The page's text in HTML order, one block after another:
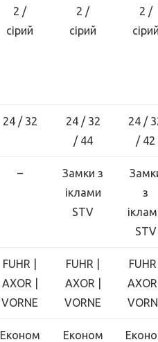
2 /
сірий
2 /
сірий
2 /
24 / 32
24 / 32
/ 44
24 /
/ 42
–
Замки з
іклами
STV
з
STV
FUHR |
AXOR |
VORNE
FUHR |
AXOR |
VORNE
Економ
Економ